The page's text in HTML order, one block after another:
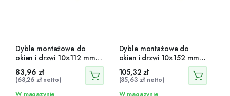
Dyble montażowe do
okien i drzwi 10×112 mm
100 szt.
83,96zł
(68,26 złnetto)
Dyble montażowe do
okien i drzwi 10×152 mm
100 szt.
105,32zł
(85,63 złnetto)